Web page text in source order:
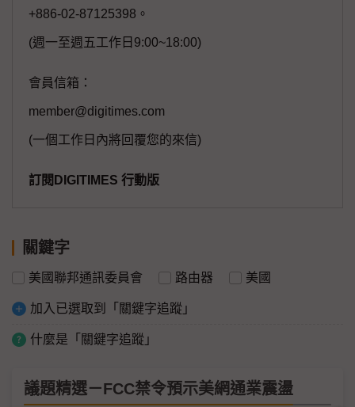
+886-02-87125398。
(週一至週五工作日9:00~18:00)
會員信箱：
member@digitimes.com
(一個工作日內將回覆您的來信)
訂閱DIGITIMES 行動版
關鍵字
美國聯邦通訊委員會 路由器 美國
加入已選取到「關鍵字追蹤」
什麼是「關鍵字追蹤」
議題精選－FCC禁令預示美網通業震盪